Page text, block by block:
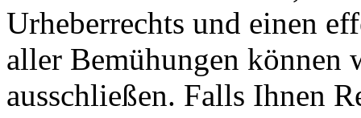
Urheberrechts und einen
aller Bemühungen können
ausschließen. Falls Ihnen